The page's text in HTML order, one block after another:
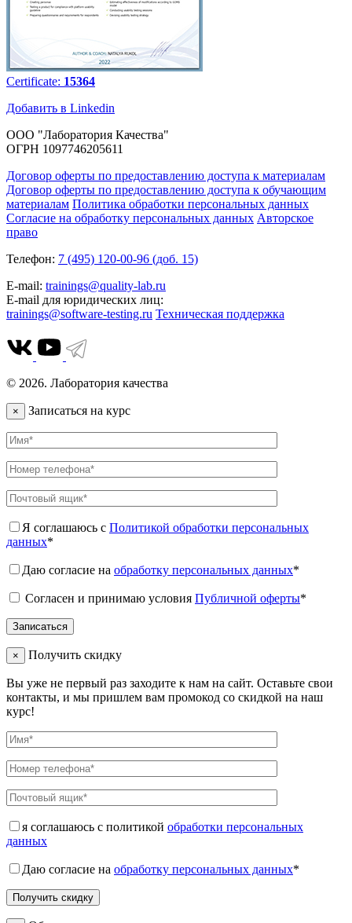
Certificate: 15364
Добавить в Linkedin
ООО "Лаборатория Качества"
ОГРН 1097746205611
Договор оферты по предоставлению доступа к материалам
Договор оферты по предоставлению доступа к обучающим
материалам Политика обработки персональных данных
Согласие на обработку персональных данных Авторское
право
Телефон: 7 (495) 120-00-96 (доб. 15)
E-mail: trainings@quality-lab.ru
E-mail для юридических лиц:
trainings@software-testing.ru Техническая поддержка
© 2026. Лаборатория качества
× Записаться на курс
Я соглашаюсь с Политикой обработки персональных
данных*
Даю согласие на обработку персональных данных*
Согласен и принимаю условия Публичной оферты*
× Получить скидку
Вы уже не первый раз заходите к нам на сайт. Оставьте свои
контакты, и мы пришлем вам промокод со скидкой на наш
курс!
я соглашаюсь с политикой обработки персональных
данных
Даю согласие на обработку персональных данных*